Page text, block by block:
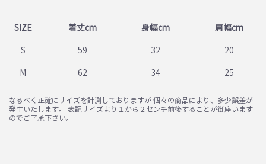
SIZE 着丈cm 身幅cm 肩幅cm
S 59 32 20
M 62 34 25
なるべく正確にサイズを計測しておりますが 個々の商品により、多少誤差が
発生いたします。 表記サイズより１から２センチ前後することが御座います
のでご了承下さい。